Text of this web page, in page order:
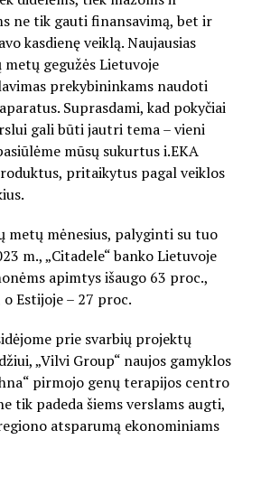
ne tik gauti finansavimą, bet ir
kasdienę veiklą. Naujausias
gegužės Lietuvoje
prekybininkams naudoti
Suprasdami, kad pokyčiai
gali būti jautri tema – vieni
mūsų sukurtus i.EKA
pritaikytus pagal veiklos
metų mėnesius, palyginti su tuo
m., „Citadele“ banko Lietuvoje
apimtys išaugo 63 proc.,
Estijoje – 27 proc.
prie svarbių projektų
„Vilvi Group“ naujos gamyklos
pirmojo genų terapijos centro
tik padeda šiems verslams augti,
atsparumą ekonominiams